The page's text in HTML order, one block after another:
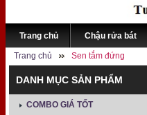
Trang chủ Chậu rửa bát
Trang chủ Sen tắm đứng
DANH MỤC SẢN PHẨM
COMBO GIÁ TỐT